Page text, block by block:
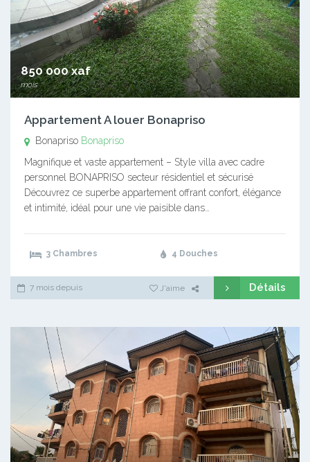
850 000 xaf
mois
Appartement A louer Bonapriso
Bonapriso Bonapriso
Magnifique et vaste appartement – Style villa avec cadre
personnel BONAPRISO secteur résidentiel et sécurisé
Découvrez ce superbe appartement offrant confort, élégance
et intimité, idéal pour une vie paisible dans…
3 Chambres 4 Douches
7 mois depuis J'aime Détails